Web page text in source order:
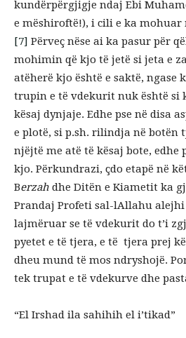
kundërpërgjigje ndaj Ebi
e mëshiroftë!), i cili e ka mohuar
[7] Përveç nëse ai ka pasur për
mohimin që kjo të jetë si jeta e
atëherë kjo është e saktë,
trupin e të vdekurit nuk është si
kësaj dynjaje. Edhe pse në disa
e plotë, si p.sh. rilindja në botën
njëjtë me atë të kësaj bote, edhe
kjo. Përkundrazi, çdo etapë në
Berzah dhe Ditën e Kiametit ka
Prandaj Profeti sal-lAllahu alejhi
lajmëruar se të vdekurit do t’i
pyetet e të tjera, e të tjera prej
dheu mund të mos ndryshojë.
tek trupat e të vdekurve dhe
“El Irshad ila sahihih el i’tikad”